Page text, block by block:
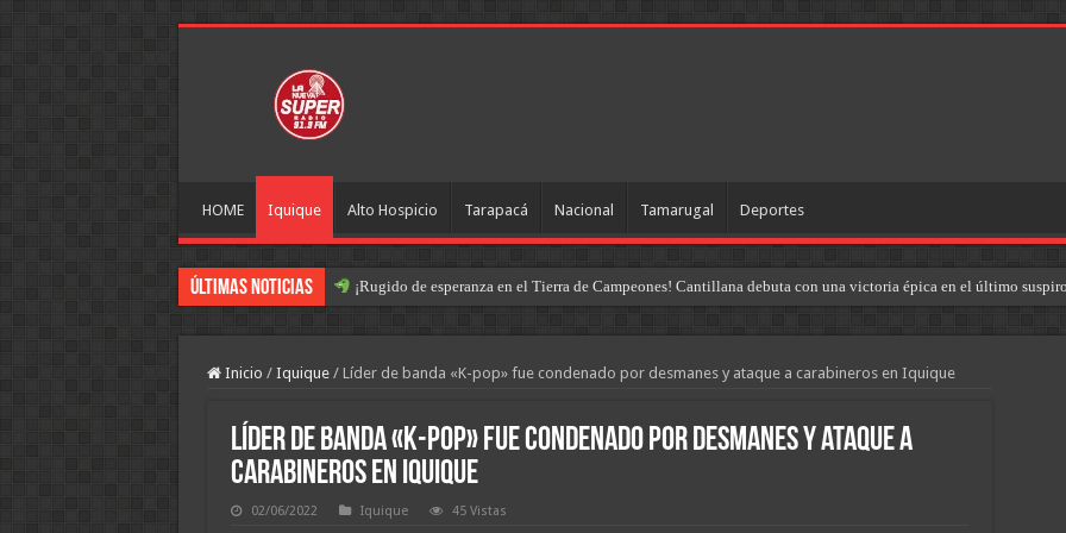
HOME Iquique Alto Hospicio Tarapacá Nacional Tamarugal Deportes
Últimas Noticias ¡Rugido de esperanza en el Tierra de Campeones! Cantillana debuta con una victoria épica en el último
Inicio / Iquique / Líder de banda «K-pop» fue condenado por desmanes y ataque a carabineros en Iquique
Líder de banda «K-pop» fue condenado por desmanes y ataque a
carabineros en Iquique
02/06/2022 Iquique 45 Vistas